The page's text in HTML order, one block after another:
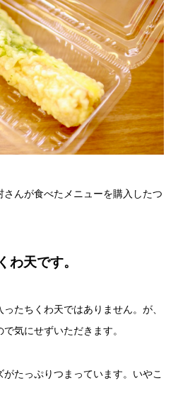
んが食べたメニューを購入したつ
わ天です。
たちくわ天ではありません。が、
気にせずいただきます。
たっぷりつまっています。いやこ